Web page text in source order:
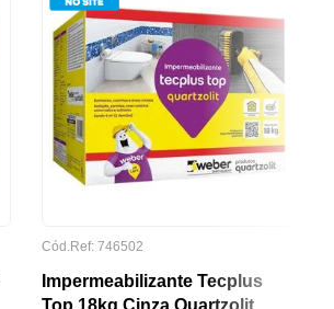
Cód.Ref:746502
Impermeabilizante Tecplus
Top 18kg Cinza Quartzolit